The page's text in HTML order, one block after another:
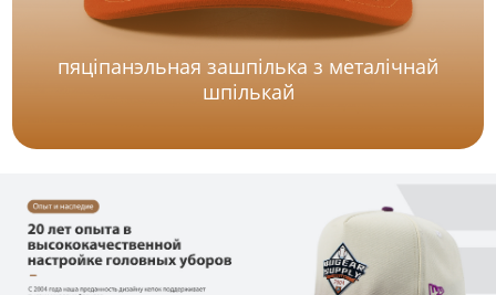
пяціпанэльная зашпілька з металічнай
шпількай